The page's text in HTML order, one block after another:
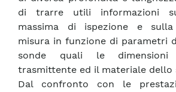
di trarre utili informazioni
massima di ispezione e
misura in funzione di parametri
sonde quali le
trasmittente ed il materiale dello
Dal confronto con le